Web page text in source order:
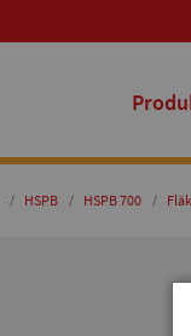
HSPB HSPB 700